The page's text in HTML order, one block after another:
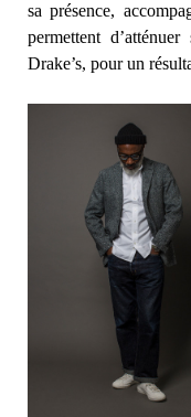
sa présence,
permettent
Drake’s, pour un